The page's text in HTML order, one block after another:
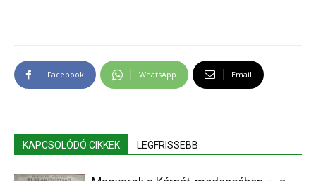
Facebook WhatsApp Email
KAPCSOLÓDÓ CIKKEK LEGFRISSEBB